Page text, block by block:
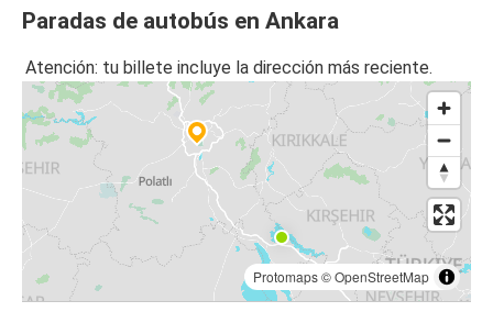
Paradas de autobús en Ankara
Atención: tu billete incluye la dirección más reciente.
Protomaps©OpenStreetMap